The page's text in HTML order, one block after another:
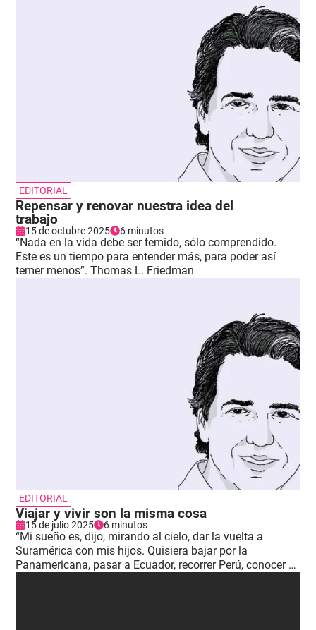
EDITORIAL
Repensar y renovar nuestra idea del
trabajo
15 de octubre 2025 6 minutos
“Nada en la vida debe ser temido, sólo comprendido.
Este es un tiempo para entender más, para poder así
temer menos”. Thomas L. Friedman
EDITORIAL
Viajar y vivir son la misma cosa
15 de julio 2025 6 minutos
“Mi sueño es, dijo, mirando al cielo, dar la vuelta a
Suramérica con mis hijos. Quisiera bajar por la
Panamericana, pasar a Ecuador, recorrer Perú, conocer el